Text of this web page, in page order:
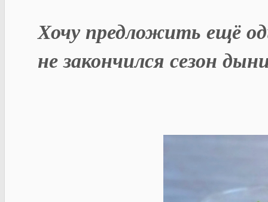
Хочу предложить ещё
не закончился сезон